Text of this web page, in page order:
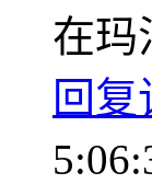
在玛
回复